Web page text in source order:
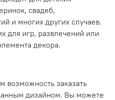
свадеб,
и многих других случаев.
для игр, развлечений или
декора.
возможность заказать
дизайном. Вы можете